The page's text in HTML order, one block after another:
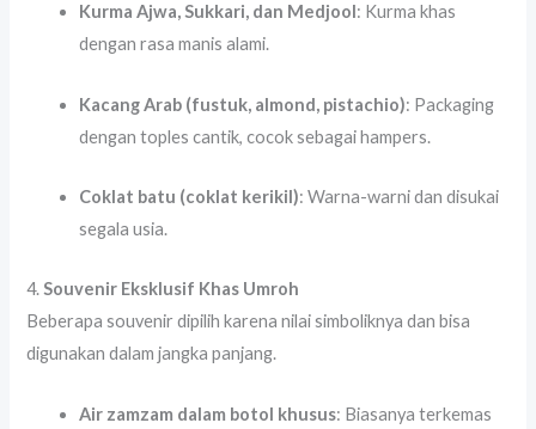
Kurma Ajwa, Sukkari, dan Medjool: Kurma khas
dengan rasa manis alami.
Kacang Arab (fustuk, almond, pistachio): Packaging
dengan toples cantik, cocok sebagai hampers.
Coklat batu (coklat kerikil): Warna-warni dan disukai
segala usia.
4.Souvenir Eksklusif Khas Umroh
Beberapa souvenir dipilih karena nilai simboliknya dan bisa
digunakan dalam jangka panjang.
Air zamzam dalam botol khusus: Biasanya terkemas